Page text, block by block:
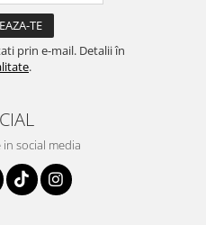
prin e-mail. Detalii în
.
social media